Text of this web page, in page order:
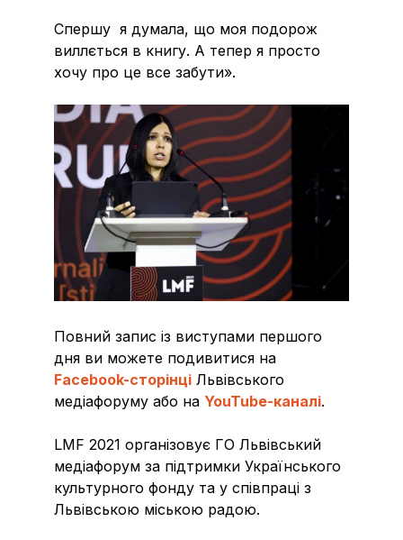
Спершу я думала, що моя подорож
виллється в книгу. А тепер я просто
хочу про це все забути».
Повний запис із виступами першого
дня ви можете подивитися на
Facebook-сторінці Львівського
медіафоруму або на YouTube-каналі.
LMF 2021 організовує ГО Львівський
медіафорум за підтримки Українського
культурного фонду та у співпраці з
Львівською міською радою.